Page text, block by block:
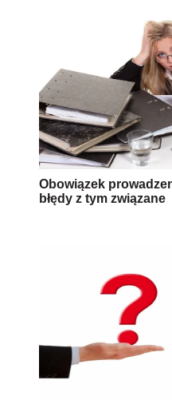
Obowiązek
błędy z tym związane